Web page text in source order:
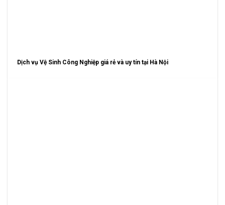
Dịch vụ Vệ Sinh Công Nghiệp giá rẻ và uy tín tại Hà Nội